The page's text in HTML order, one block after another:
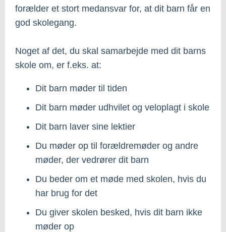
forælder et stort medansvar for, at dit barn får en
god skolegang.
Noget af det, du skal samarbejde med dit barns
skole om, er f.eks. at:
Dit barn møder til tiden
Dit barn møder udhvilet og veloplagt i skole
Dit barn laver sine lektier
Du møder op til forældremøder og andre
møder, der vedrører dit barn
Du beder om et møde med skolen, hvis du
har brug for det
Du giver skolen besked, hvis dit barn ikke
møder op